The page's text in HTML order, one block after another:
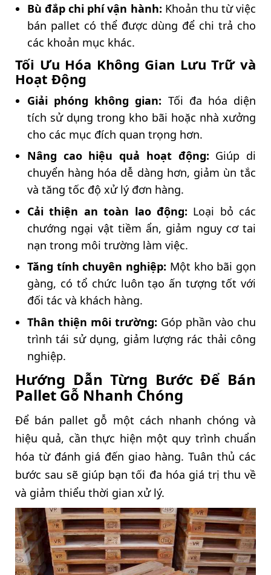
Bù đắp chi phí vận hành: Khoản thu từ việc
bán pallet có thể được dùng để chi trả cho
các khoản mục khác.
Tối Ưu Hóa Không Gian Lưu Trữ và
Hoạt Động
Giải phóng không gian: Tối đa hóa diện
tích sử dụng trong kho bãi hoặc nhà xưởng
cho các mục đích quan trọng hơn.
Nâng cao hiệu quả hoạt động: Giúp di
chuyển hàng hóa dễ dàng hơn, giảm ùn tắc
và tăng tốc độ xử lý đơn hàng.
Cải thiện an toàn lao động: Loại bỏ các
chướng ngại vật tiềm ẩn, giảm nguy cơ tai
nạn trong môi trường làm việc.
Tăng tính chuyên nghiệp: Một kho bãi gọn
gàng, có tổ chức luôn tạo ấn tượng tốt với
đối tác và khách hàng.
Thân thiện môi trường: Góp phần vào chu
trình tái sử dụng, giảm lượng rác thải công
nghiệp.
Hướng Dẫn Từng Bước Để Bán
Pallet Gỗ Nhanh Chóng
Để bán pallet gỗ một cách nhanh chóng và
hiệu quả, cần thực hiện một quy trình chuẩn
hóa từ đánh giá đến giao hàng. Tuân thủ các
bước sau sẽ giúp bạn tối đa hóa giá trị thu về
và giảm thiểu thời gian xử lý.